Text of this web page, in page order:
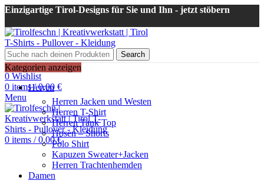
Einzigartige Tirol-Designs für Sie und Ihn - jetzt stöbern
Search
Login / Register
0 Wishlist
0 items / 0,00 €
Menu
0 items / 0,00€
Kategorien anzeigen
Herren
Herren Jacken und Westen
Herren T-Shirt
Herren Tank Top
Hosen – Shorts
Polo Shirt
Kapuzen Sweater+Jacken
Herren Trachtenhemden
Damen